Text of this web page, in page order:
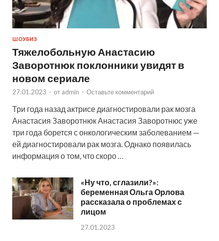
ШОУБИЗ
Тяжелобольную Анастасию
Заворотнюк поклонники увидят в
новом сериале
27.01.2023 - от admin - Оставьте комментарий
Три года назад актрисе диагностировали рак мозга
Анастасия Заворотнюк Анастасия Заворотнюс уже
три года борется с онкологическим заболеванием —
ей диагностировали рак мозга. Однако появилась
информация о том, что скоро …
«Ну что, сглазили?»:
беременная Ольга Орлова
рассказала о проблемах с
лицом
27.01.2023